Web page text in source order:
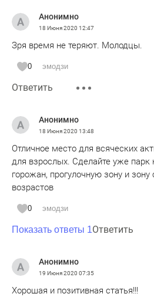
Анонимно
18 Июня 2020 12:47
Зря время не теряют. Молодцы.
0 эмодзи
Ответить
Анонимно
18 Июня 2020 13:48
Отличное место для всяческих
для взрослых. Сделайте уже парк
горожан, прогулочную зону и зону
возрастов
0 эмодзи
Показать ответы 1Ответить
Анонимно
19 Июня 2020 07:35
Хорошая и позитивная статья!!!